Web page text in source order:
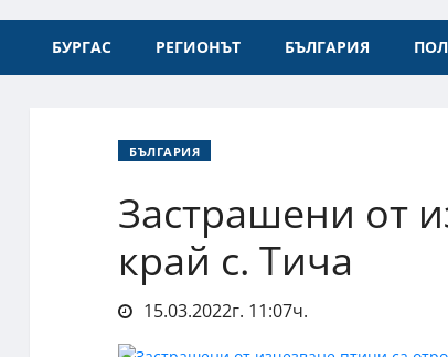
БУРГАС РЕГИОНЪТ БЪЛГАРИЯ
БЪЛГАРИЯ
Застрашени от
край с. Тича
15.03.2022г. 11:07ч.